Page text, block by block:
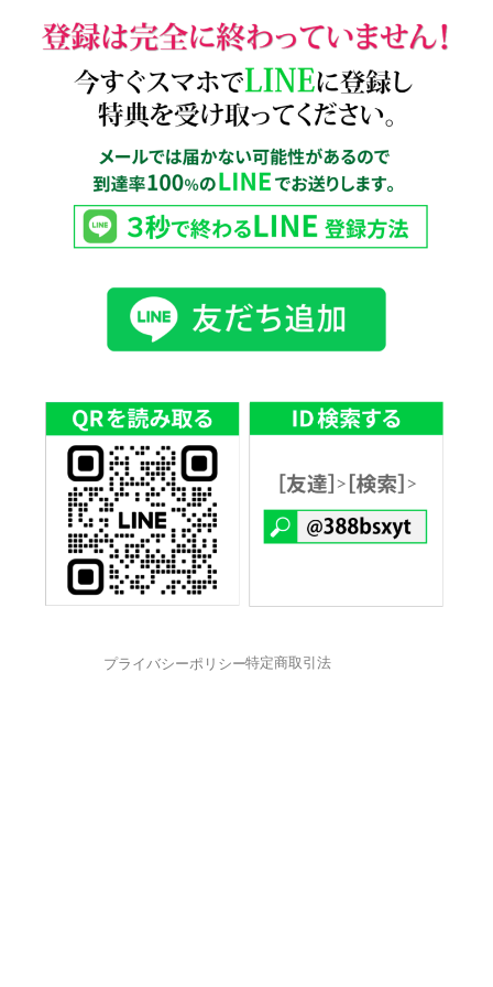
プライバシーポリシー特定商取引法